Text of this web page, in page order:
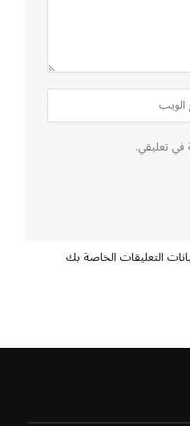
في تعليقي.
التعليقات الخاصة بك